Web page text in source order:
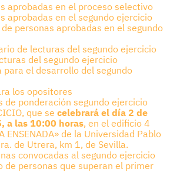
aprobadas en el proceso selectivo
aprobadas en el segundo ejercicio
personas aprobadas en el segundo
de lecturas del segundo ejercicio
del segundo ejercicio
el desarrollo del segundo
los opositores
de ponderación segundo ejercicio
que se celebrará el día 2 de
a las 10:00 horas, en el edificio 4
ENSENADA» de la Universidad Pablo
de Utrera, km 1, de Sevilla.
convocadas al segundo ejercicio
de personas que superan el primer